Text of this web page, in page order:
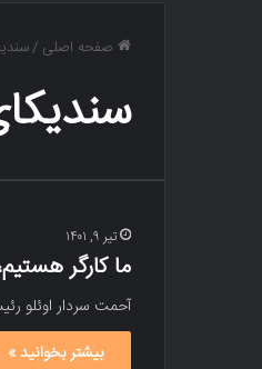
صفحه اصلی /
تیر ۹, ۱۴۰۱
ما کارگر
آحمت سردار اوئلو
بیشتر بخوانید »